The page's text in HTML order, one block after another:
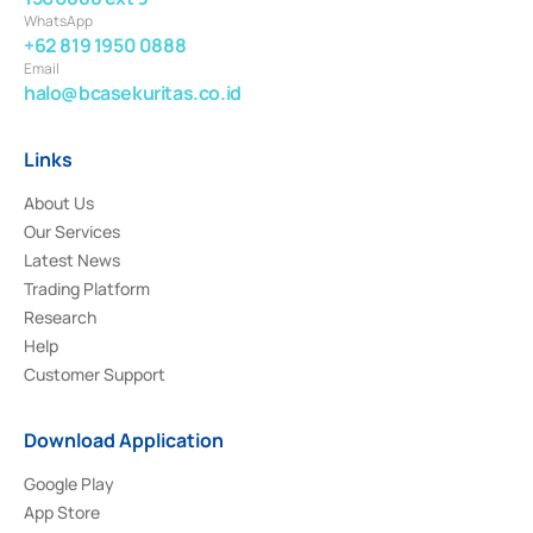
WhatsApp
+62 819 1950 0888
Email
halo@bcasekuritas.co.id
Links
About Us
Our Services
Latest News
Trading Platform
Research
Help
Customer Support
Download Application
Google Play
App Store